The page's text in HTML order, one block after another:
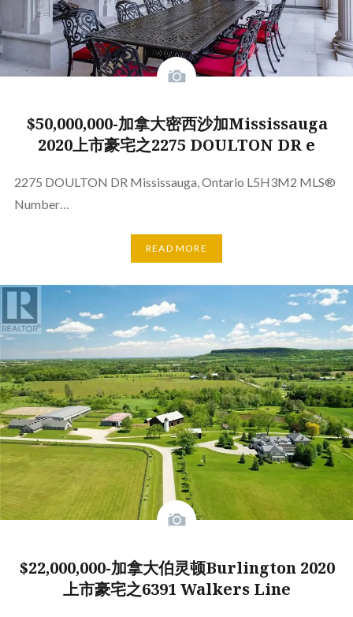
$50,000,000-加拿大密西沙加Mississauga
2020上市豪宅之2275 DOULTON DR e
2275 DOULTON DR Mississauga, Ontario L5H3M2 MLS®
Number…
READ MORE
$22,000,000-加拿大伯灵顿Burlington 2020
上市豪宅之6391 Walkers Line